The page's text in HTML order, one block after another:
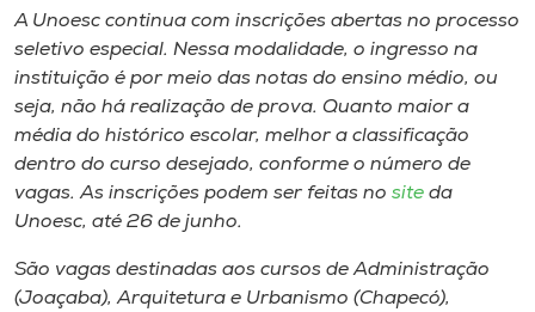
Unoesc
Store
Selecione
o idioma
A Unoesc continua com inscrições abertas no processo
seletivo especial. Nessa modalidade, o ingresso na
instituição é por meio das notas do ensino médio, ou
seja, não há realização de prova. Quanto maior a
média do histórico escolar, melhor a classificação
dentro do curso desejado, conforme o número de
vagas. As inscrições podem ser feitas no site da
Unoesc, até 26 de junho.
São vagas destinadas aos cursos de Administração
(Joaçaba), Arquitetura e Urbanismo (Chapecó),